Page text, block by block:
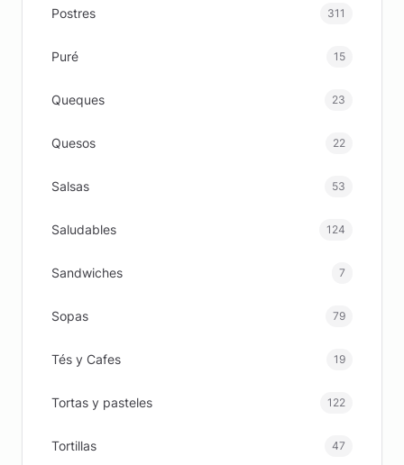
Postres 311
Puré 15
Queques 23
Quesos 22
Salsas 53
Saludables 124
Sandwiches 7
Sopas 79
Tés y Cafes 19
Tortas y pasteles 122
Tortillas 47